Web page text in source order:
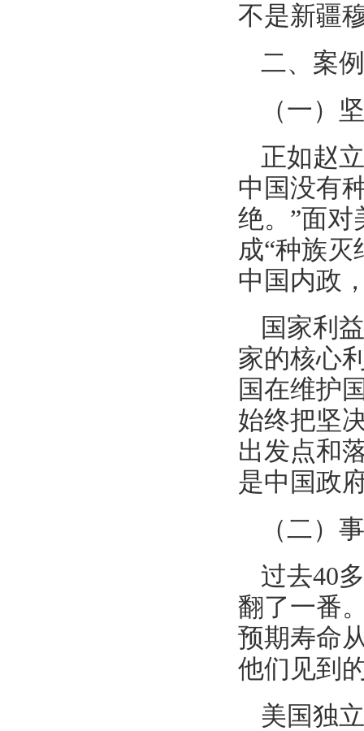
不是新疆
二、案
（一）
正如赵
中国没有
绝。”面对
成“种族
中国内政
国家利
家的核心
国在维护
始终把坚
出发点和
是中国政
（二）
过去40
翻了一番
预期寿命
他们见到
美国独